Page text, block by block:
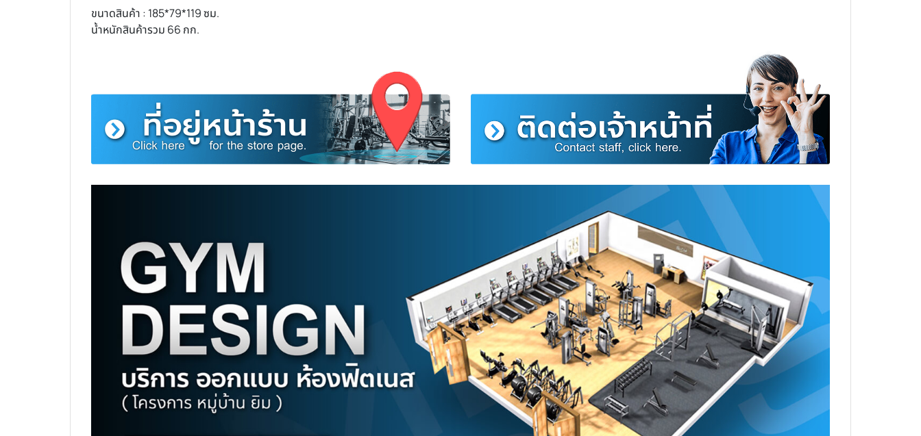
ขนาดสินค้า : 185*79*119 ซม.
น้ำหนักสินค้ารวม 66 กก.